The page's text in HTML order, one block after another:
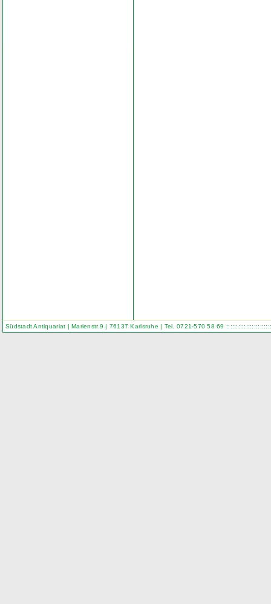
Südstadt Antiquariat | Marienstr.9 | 76137 Karlsruhe | Tel. 0721-570 58 69